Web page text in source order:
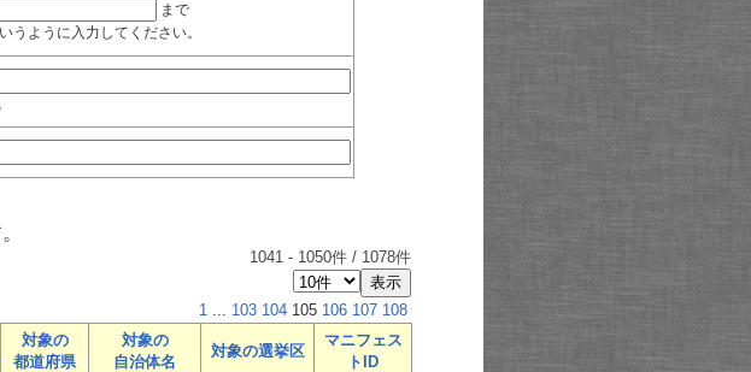
まで
ように入力してください。
1041 - 1050件 / 1078件
1 ... 103 104 105 106 107 108
対象の
都道府県
対象の
自治体名
対象の選挙区
マニフェス
トID